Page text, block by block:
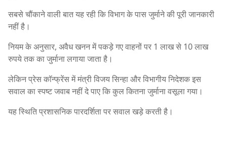
सबसे चौंकाने वाली बात यह रही कि विभाग के पास जुर्माने की पूरी जानकारी
नहीं है।
नियम के अनुसार, अवैध खनन में पकड़े गए वाहनों पर 1 लाख से 10 लाख
रुपये तक का जुर्माना लगाया जाता है।
लेकिन प्रेस कॉन्फ्रेंस में मंत्री विजय सिन्हा और विभागीय निदेशक इस
सवाल का स्पष्ट जवाब नहीं दे पाए कि कुल कितना जुर्माना वसूला गया।
यह स्थिति प्रशासनिक पारदर्शिता पर सवाल खड़े करती है।